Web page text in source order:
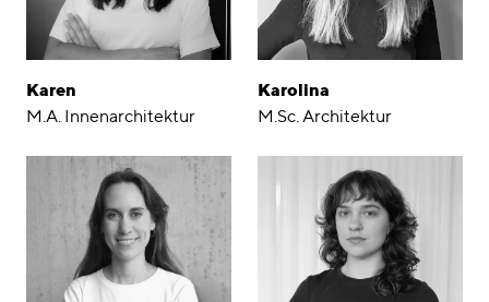
Karen
M.A. Innenarchitektur
Karolina
M.Sc. Architektur